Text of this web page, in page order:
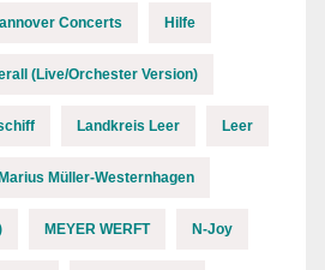
Concerts Hilfe
(Live/Orchester Version)
Landkreis Leer Leer
Müller-Westernhagen
MEYER WERFT N-Joy